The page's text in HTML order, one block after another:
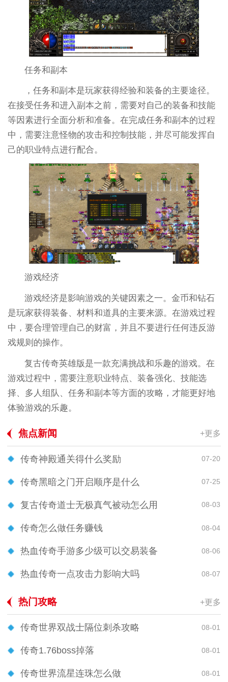
任务和副本
，任务和副本是玩家获得经验和装备的主要途径。
在接受任务和进入副本之前，需要对自己的装备和技能
等因素进行全面分析和准备。在完成任务和副本的过程
中，需要注意怪物的攻击和控制技能，并尽可能发挥自
己的职业特点进行配合。
游戏经济
游戏经济是影响游戏的关键因素之一。金币和钻石
是玩家获得装备、材料和道具的主要来源。在游戏过程
中，要合理管理自己的财富，并且不要进行任何违反游
戏规则的操作。
复古传奇英雄版是一款充满挑战和乐趣的游戏。在
游戏过程中，需要注意职业特点、装备强化、技能选
择、多人组队、任务和副本等方面的攻略，才能更好地
体验游戏的乐趣。
焦点新闻 +更多
传奇神殿通关得什么奖励 07-20
传奇黑暗之门开启顺序是什么 07-25
复古传奇道士无极真气被动怎么用 08-03
传奇怎么做任务赚钱 08-04
热血传奇手游多少级可以交易装备 08-06
热血传奇一点攻击力影响大吗 08-07
热门攻略 +更多
传奇世界双战士隔位刺杀攻略 08-01
传奇1.76boss掉落 08-01
传奇世界流星连珠怎么做 08-01